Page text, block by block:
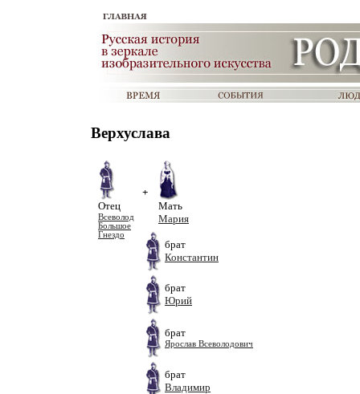
Верхуслава
Отец
Всеволод
Большое
Гнездо
+
Мать
Мария
брат
Константин
брат
Юрий
брат
Ярослав Всеволодович
брат
Владимир